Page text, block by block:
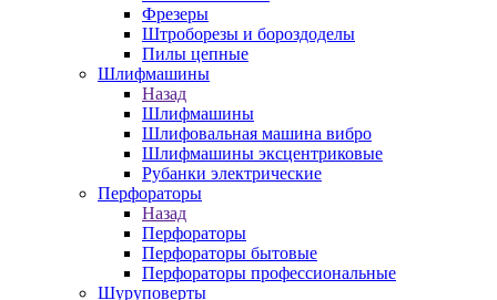
Фрезеры
Штроборезы и бороздоделы
Пилы цепные
Шлифмашины
Назад
Шлифмашины
Шлифовальная машина вибро
Шлифмашины эксцентриковые
Рубанки электрические
Перфораторы
Назад
Перфораторы
Перфораторы бытовые
Перфораторы профессиональные
Шуруповерты